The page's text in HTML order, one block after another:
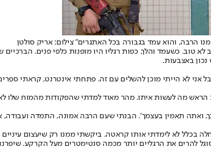
הרבה, והוא עמד בגבורה בכל האתגרים" צילום: אריק סולטן
טוב. כשעמד והלך, כפות רגליו היו מופנות כלפי פנים.
באצבעות.
אני לא הייתי מוכן להשלים עם זה. פתחתי אינטרנט, קראתי
מה לעשות איתו. מהר מאוד למדתי שהפקודות מהמוח שלו לא
ואתה תאמין בעצמך'. הבנתי שעם הרבה אמונה, התמדה
בכלל לא לימדתי אותו קראטה. ביקשתי ממנו רק שיעצום
להרים את הרגליים יותר מכמה סנטימטרים מעל הקרקע.